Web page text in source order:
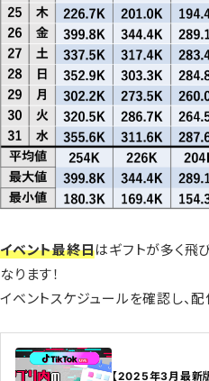
イベント最終日はギフトが多く飛
なります！
イベントスケジュールを確認し、
【2025年3月最新